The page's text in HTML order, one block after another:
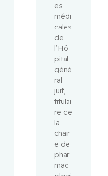
es
médi
cales
de
l’Hô
pital
géné
ral
juif,
titulai
re de
la
chair
e de
phar
mac